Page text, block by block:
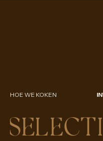
HOE WE KOKEN